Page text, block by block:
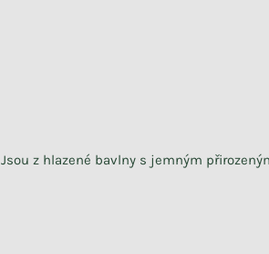
Jsou z hlazené bavlny s jemným